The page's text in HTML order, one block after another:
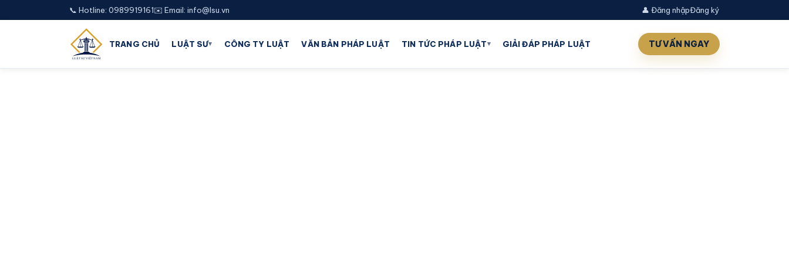
📞 Hotline: 0989919161✉️ Email: info@lsu.vn 👤 Đăng nhậpĐăng ký
TRANG CHỦ LUẬT SƯ▾ CÔNG TY LUẬT VĂN BẢN PHÁP LUẬT TIN TỨC PHÁP LUẬT▾ GIẢI ĐÁP PHÁP LUẬT TƯ VẤN NGAY